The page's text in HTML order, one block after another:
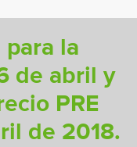
la
de abril y
PRE
de 2018.